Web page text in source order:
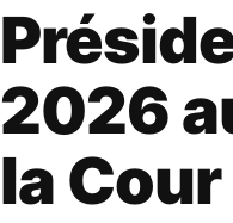
2026
la Cour